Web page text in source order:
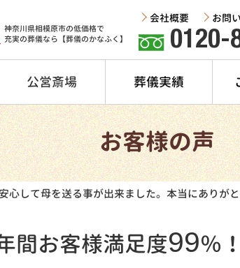
神奈川県相模原市の低価格で
充実の葬儀なら【葬儀のかなふく】
0120-
会社概要 お問
公営斎場 葬儀実績
お客様の声
心して母を送る事が出来ました。本当にありがと
間お客様満足度99％！